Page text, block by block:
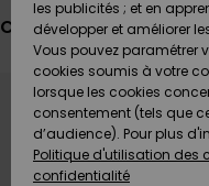
Snow
Snow
A
OUTLET
AIDE &
CONTACT
des
MAGASINS
Ces produits
Passer
critères
filtrage
recherche
les publicités ; et en
développer et améliorer
Vous pouvez paramétrer
cookies soumis à votre
lorsque les cookies
consentement (tels que
d’audience). Pour plus
Politique d'utilisation des
confidentialité